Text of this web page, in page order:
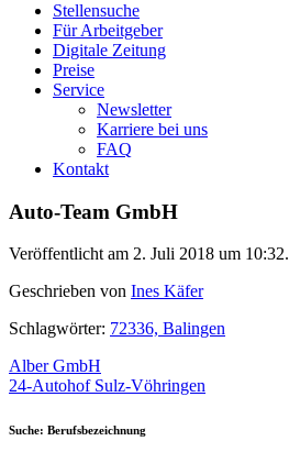
Stellensuche
Für Arbeitgeber
Digitale Zeitung
Preise
Service
Newsletter
Karriere bei uns
FAQ
Kontakt
Auto-Team GmbH
Veröffentlicht am 2. Juli 2018 um 10:32.
Geschrieben von Ines Käfer
Schlagwörter: 72336, Balingen
Beitragsnavigation
Alber GmbH
24-Autohof Sulz-Vöhringen
Suche: Berufsbezeichnung